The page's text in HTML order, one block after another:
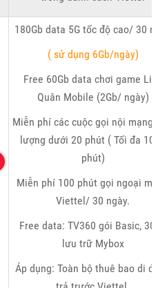
180Gb data 5G tốc độ cao/ 30
( sử dụng 6Gb/ngày)
Free 60Gb data chơi game
Quân Mobile (2Gb/ ngày)
Miễn phí các cuộc gọi nội mạng
lượng dưới 20 phút ( Tối đa
phút)
Miễn phí 100 phút gọi ngoại
Viettel/ 30 ngày.
Free data: TV360 gói Basic,
lưu trữ Mybox
Áp dụng: Toàn bộ thuê bao di